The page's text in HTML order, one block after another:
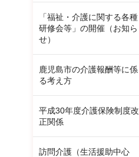
「福祉・介護に関する各種
研修会等」の開催（お知ら
せ）
鹿児島市の介護報酬等に係
る考え方
平成30年度介護保険制度改
正関係
訪問介護（生活援助中心